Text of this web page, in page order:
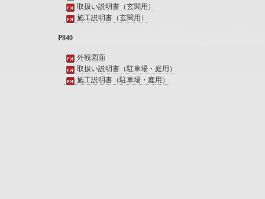
取扱い説明書（玄関用）
施工説明書（玄関用）
P840
外観図面
取扱い説明書（駐車場・庭用）
施工説明書（駐車場・庭用）